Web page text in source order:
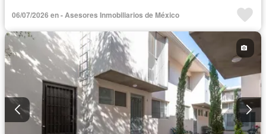
06/07/2026 en - Asesores Inmobiliarios de México